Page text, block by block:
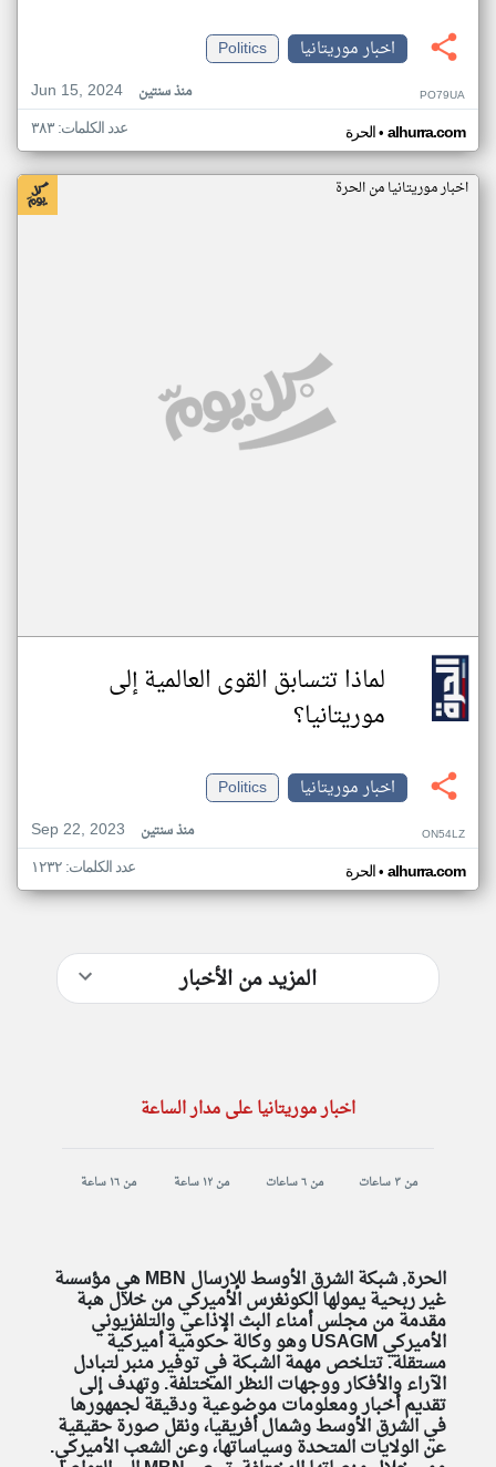
اخبار موريتانيا
Politics
Jun 15, 2024
منذ سنتين PO79UA
الحرة• alhurra.com عدد الكلمات: ٣٨٣
اخبار موريتانيا من الحرة
لماذا تتسابق القوى العالمية إلى
موريتانيا؟
اخبار موريتانيا
Politics
Sep 22, 2023
منذ سنتين ON54LZ
الحرة• alhurra.com عدد الكلمات: ١٢٣٢
المزيد من الأخبار
اخبار موريتانيا على مدار الساعة
من ٣ ساعات من ٦ ساعات من ١٢ ساعة من ١٦ ساعة
الحرة, شبكة الشرق الأوسط للإرسال MBN هي مؤسسة
غير ربحية يمولها الكونغرس الأميركي من خلال هبة
مقدمة من مجلس أمناء البث الإذاعي والتلفزيوني
الأميركي USAGM وهو وكالة حكومية أميركية
مستقلة. تتلخص مهمة الشبكة في توفير منبر لتبادل
الآراء والأفكار ووجهات النظر المختلفة. وتهدف إلى
تقديم أخبار ومعلومات موضوعية ودقيقة لجمهورها
في الشرق الأوسط وشمال أفريقيا، ونقل صورة حقيقية
عن الولايات المتحدة وسياساتها، وعن الشعب الأميركي.